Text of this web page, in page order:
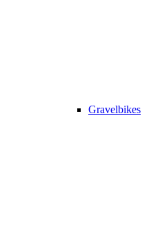
Gravelbikes